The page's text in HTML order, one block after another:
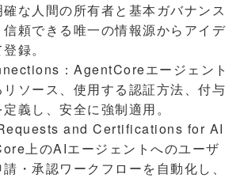
な人間の所有者と基本ガバナンス
頼できる唯一の情報源からアイデ
録。
：AgentCoreエージェント
ソース、使用する認証方法、付与
義し、安全に強制適用。
and Certifications for AI
上のAIエージェントへのユーザ
・承認ワークフローを自動化し、